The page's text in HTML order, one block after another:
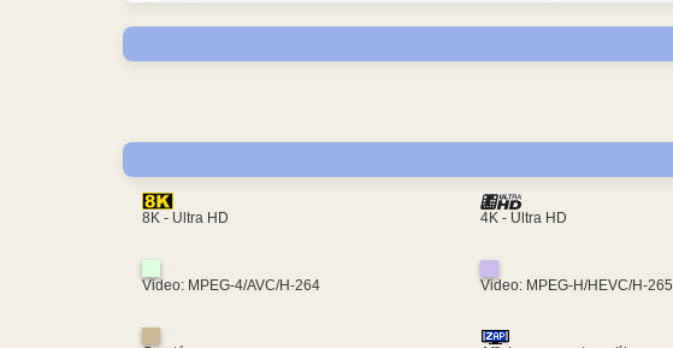
8K - Ultra HD 4K - Ultra HD
Video: MPEG-4/AVC/H-264 Video: MPEG-H/HEVC/H-265